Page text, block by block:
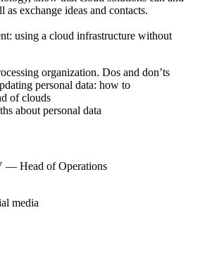
as exchange ideas and contacts.
using a cloud infrastructure without
organization. Dos and don’ts
personal data: how to
of clouds
about personal data
Head of Operations
media